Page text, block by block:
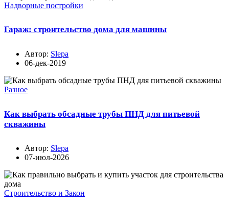
Надворные постройки
Гараж: строительство дома для машины
Автор: Slepa
06-дек-2019
Разное
Как выбрать обсадные трубы ПНД для питьевой
скважины
Автор: Slepa
07-июл-2026
Строительство и Закон